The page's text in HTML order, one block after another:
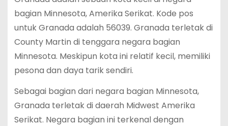
bagian Minnesota, Amerika Serikat. Kode pos
untuk Granada adalah 56039. Granada terletak di
County Martin di tenggara negara bagian
Minnesota. Meskipun kota ini relatif kecil, memiliki
pesona dan daya tarik sendiri.
Sebagai bagian dari negara bagian Minnesota,
Granada terletak di daerah Midwest Amerika
Serikat. Negara bagian ini terkenal dengan